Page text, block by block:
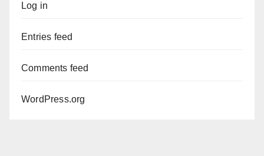
Log in
Entries feed
Comments feed
WordPress.org